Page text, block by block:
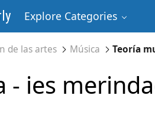
Explore Categories
de las artes Música Teoría
- ies